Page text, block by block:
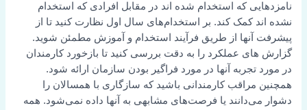
نامزدهایی که استخدام شده اند در مقابل افرادی که استخدام
نشده اند کمک کند. بر استخدام‌های سال اول نظارت کنید تا از
پیشرفت آنها از طریق فرآیند استخدام و آموزش مطمئن شوید.
گزارش های عملکرد را به دقت بررسی کنید تا بازخورد کارمندان
در مورد تجربه آنها در مورد فراگیر بودن سازمان ارائه شود.
همچنین مراقب کارمندانی باشید که سازگاری با همسالان را
دشوار می‌دانند یا فرصت‌های مشابهی به آنها داده نمی‌شود. همه